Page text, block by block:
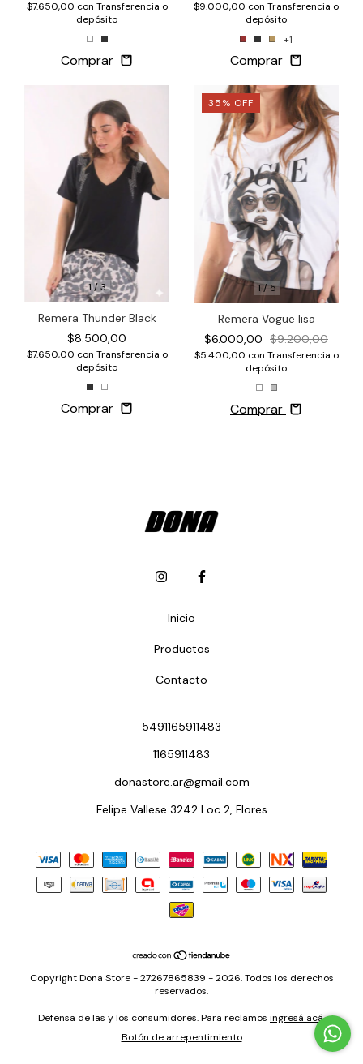
$7.650,00 con Transferencia o
depósito
Comprar
$9.000,00 con Transferencia o
depósito
+1
Comprar
1/3
Remera Thunder Black
$8.500,00
$7.650,00 con Transferencia o
depósito
Comprar
1/ 5
35% OFF
Remera Vogue lisa
$6.000,00 $9.200,00
$5.400,00 con Transferencia o
depósito
Comprar
Inicio
Productos
Contacto
5491165911483
1165911483
donastore.ar@gmail.com
Felipe Vallese 3242 Loc 2, Flores
Copyright Dona Store - 27267865839 - 2026. Todos los derechos
reservados.
Defensa de las y los consumidores. Para reclamos ingresá acá.
Botón de arrepentimiento